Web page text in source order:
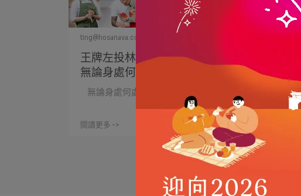
王牌左投林昱珉 x 度小月紅白大廚：
無論身處何處，都能嚐到“家”的味道
ting@hosanava.com | 2025-01-03
無論身處何處⋯
閱讀更多 ->